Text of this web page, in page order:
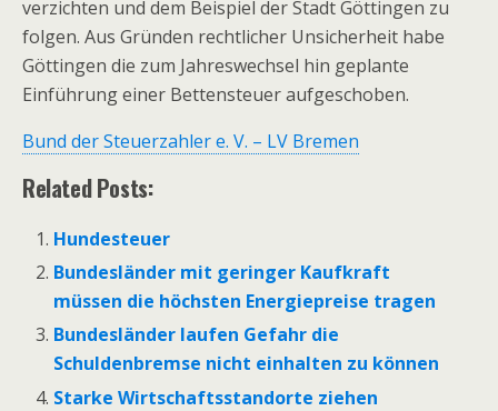
verzichten und dem Beispiel der Stadt Göttingen zu
folgen. Aus Gründen rechtlicher Unsicherheit habe
Göttingen die zum Jahreswechsel hin geplante
Einführung einer Bettensteuer aufgeschoben.
Bund der Steuerzahler e. V. – LV Bremen
Related Posts:
Hundesteuer
Bundesländer mit geringer Kaufkraft
müssen die höchsten Energiepreise tragen
Bundesländer laufen Gefahr die
Schuldenbremse nicht einhalten zu können
Starke Wirtschaftsstandorte ziehen